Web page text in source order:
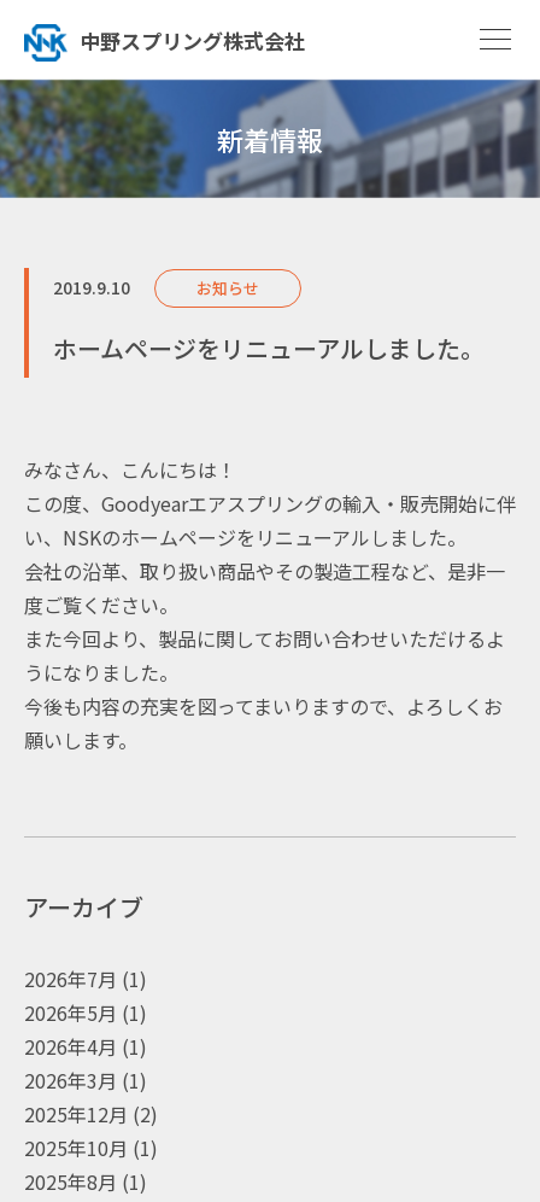
中野スプリング株式会社
新着情報
2019.9.10 お知らせ
ホームページをリニューアルしました。
みなさん、こんにちは！
この度、Goodyearエアスプリングの輸入・販売開始に伴
い、NSKのホームページをリニューアルしました。
会社の沿革、取り扱い商品やその製造工程など、是非一
度ご覧ください。
また今回より、製品に関してお問い合わせいただけるよ
うになりました。
今後も内容の充実を図ってまいりますので、よろしくお
願いします。
アーカイブ
2026年7月 (1)
2026年5月 (1)
2026年4月 (1)
2026年3月 (1)
2025年12月 (2)
2025年10月 (1)
2025年8月 (1)